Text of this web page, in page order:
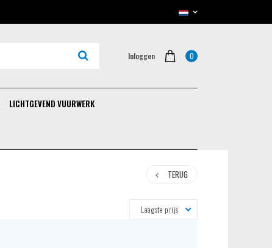
Inloggen 0
LICHTGEVEND VUURWERK
TERUG
Laagste prijs